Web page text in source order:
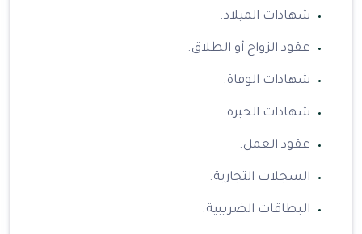
شهادات الميلاد.
عقود الزواج أو الطلاق.
شهادات الوفاة.
شهادات الخبرة.
عقود العمل.
السجلات التجارية.
البطاقات الضريبية.